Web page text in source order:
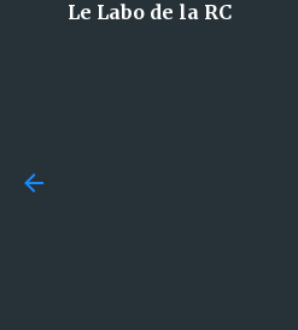
Le Labo de la RC